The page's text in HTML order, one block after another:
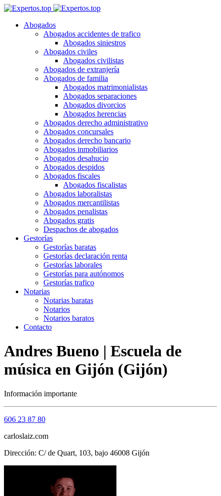
Abogados
Abogados accidentes de trafico
Abogados siniestros
Abogados civiles
Abogados civilistas
Abogados de extranjería
Abogados de familia
Abogados matrimonialistas
Abogados separaciones
Abogados divorcios
Abogados herencias
Abogados derecho administrativo
Abogados concursales
Abogados derecho bancario
Abogados inmobiliarios
Abogados desahucio
Abogados despidos
Abogados fiscales
Abogados fiscalistas
Abogados laboralistas
Abogados mercantilistas
Abogados penalistas
Abogados gratis
Despachos de abogados
Gestorías
Gestorías baratas
Gestorías declaración renta
Gestorías laborales
Gestorías para autónomos
Gestorías trafico
Notarias
Notarias baratas
Notarios
Notarios baratos
Contacto
Andres Bueno | Escuela de
música en Gijón (Gijón)
Información importante
606 23 87 80
carloslaiz.com
Dirección: C/ de Quart, 103, bajo 46008 Gijón